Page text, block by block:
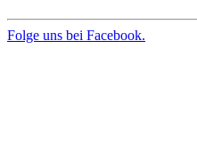
Folge uns bei Facebook.